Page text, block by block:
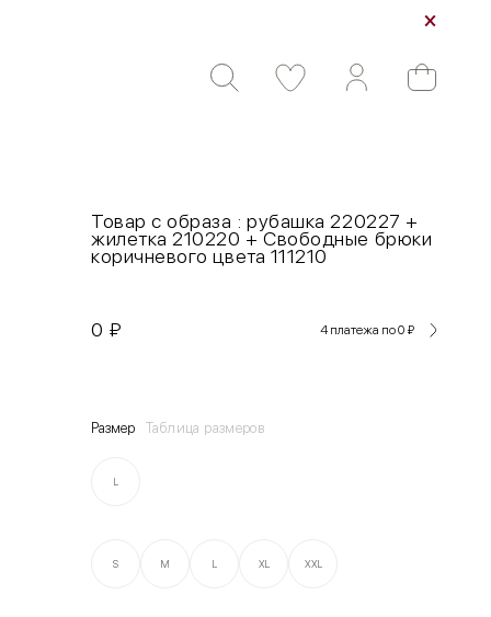
Товар с образа : рубашка 220227 +
жилетка 210220 + Свободные брюки
коричневого цвета 111210
0 ₽ 4 платежа по 0 ₽
Размер Таблица размеров
L
S M L XL XXL